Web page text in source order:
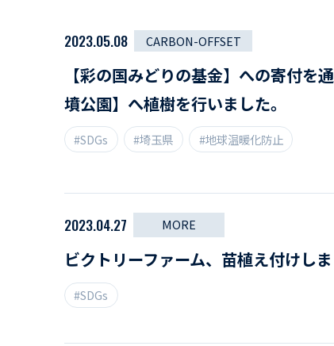
活動レポート
2023.05.08 CARBON-OFFSET
【彩の国みどりの基金】への寄付を
墳公園】へ植樹を行いました。
#SDGs #埼玉県 #地球温暖化防止
2023.04.27 MORE
ビクトリーファーム、苗植え付けしま
#SDGs